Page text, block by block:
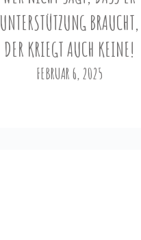
UNTERSTÜTZUNG BRAUCHT,
DER KRIEGT AUCH KEINE!
FEBRUAR 6, 2025